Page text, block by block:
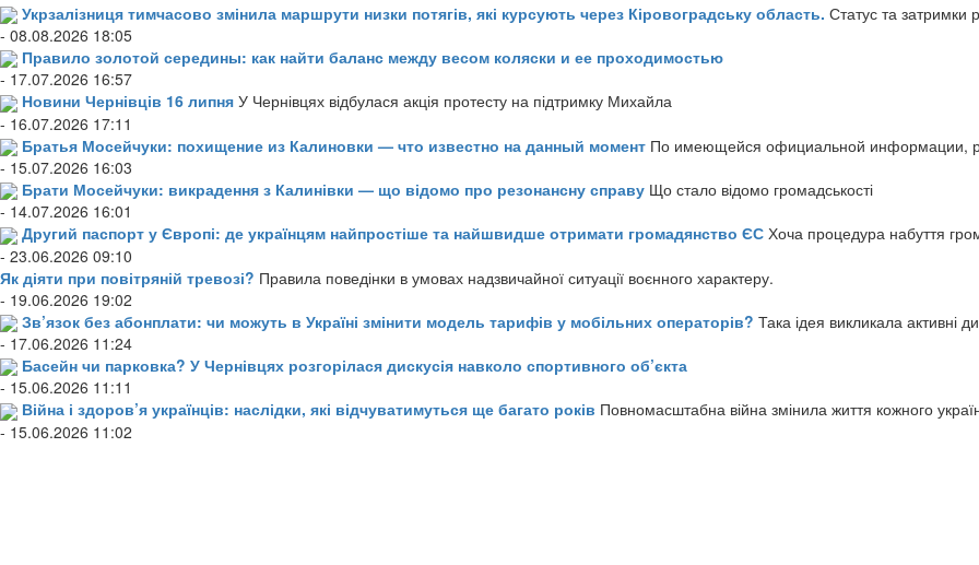
Укрзалізниця тимчасово змінила маршрути низки потягів, які курсують через Кіровоградську область. Статус та затримки
- 08.08.2026 18:05
Правило золотой середины: как найти баланс между весом коляски и ее проходимостью
- 17.07.2026 16:57
Новини Чернівців 16 липня У Чернівцях відбулася акція протесту на підтримку Михайла
- 16.07.2026 17:11
Братья Мосейчуки: похищение из Калиновки — что известно на данный момент По имеющейся официальной информации,
- 15.07.2026 16:03
Брати Мосейчуки: викрадення з Калинівки — що відомо про резонансну справу Що стало відомо громадськості
- 14.07.2026 16:01
Другий паспорт у Європі: де українцям найпростіше та найшвидше отримати громадянство ЄС Хоча процедура набуття
- 23.06.2026 09:10
Як діяти при повітряній тревозі? Правила поведінки в умовах надзвичайної ситуації воєнного характеру.
- 19.06.2026 19:02
Зв’язок без абонплати: чи можуть в Україні змінити модель тарифів у мобільних операторів? Така ідея викликала активні
- 17.06.2026 11:24
Басейн чи парковка? У Чернівцях розгорілася дискусія навколо спортивного об’єкта
- 15.06.2026 11:11
Війна і здоров’я українців: наслідки, які відчуватимуться ще багато років Повномасштабна війна змінила життя кожного
- 15.06.2026 11:02